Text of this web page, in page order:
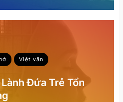
Việt văn
Đứa Trẻ Tổn